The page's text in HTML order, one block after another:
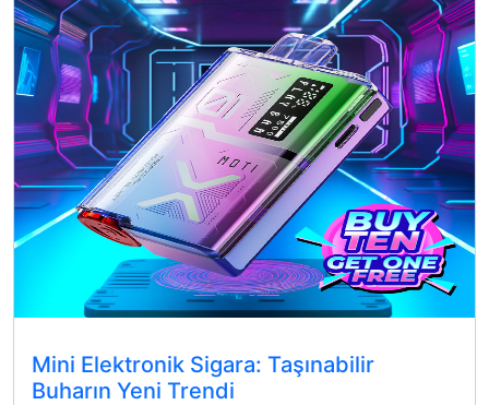
Mini Elektronik Sigara: Taşınabilir
Buharın Yeni Trendi